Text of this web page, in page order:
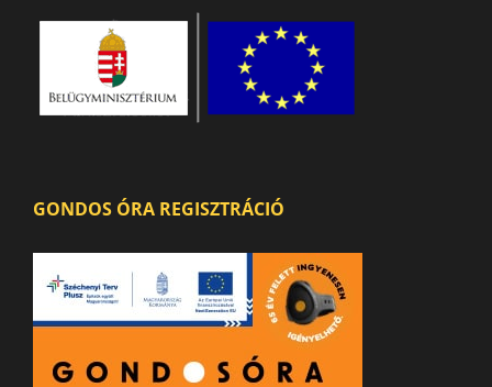
GONDOS ÓRA REGISZTRÁCIÓ